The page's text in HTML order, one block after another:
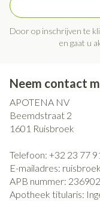
Door op inschrijven te
en gaat u
Neem contact
APOTENA NV
Beemdstraat 2
1601 Ruisbroek
Telefoon: +32 23 77
E-mailadres:
APB nummer: 236902
Apotheek titularis: